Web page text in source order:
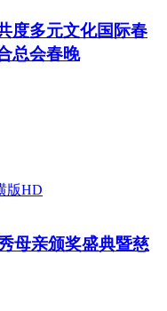
度多元文化国际春
总会春晚
母亲颁奖盛典暨慈